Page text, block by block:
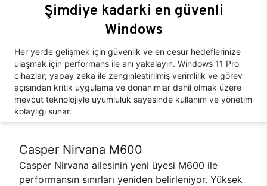
Şimdiye kadarki en güvenli
Windows
Her yerde gelişmek için güvenlik ve en cesur hedeflerinize
ulaşmak için performans ile anı yakalayın. Windows 11 Pro
cihazlar; yapay zeka ile zenginleştirilmiş verimlilik ve görev
açısından kritik uygulama ve donanımlar dahil olmak üzere
mevcut teknolojiyle uyumluluk sayesinde kullanım ve yönetim
kolaylığı sunar.
Casper Nirvana M600
Casper Nirvana ailesinin yeni üyesi M600 ile
performansın sınırları yeniden belirleniyor. Yüksek